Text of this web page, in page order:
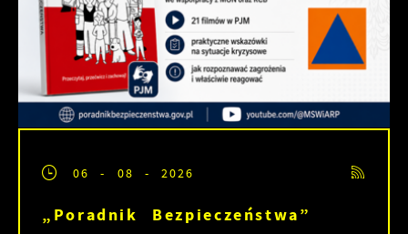
06 - 08 - 2026
„Poradnik Bezpieczeństwa”